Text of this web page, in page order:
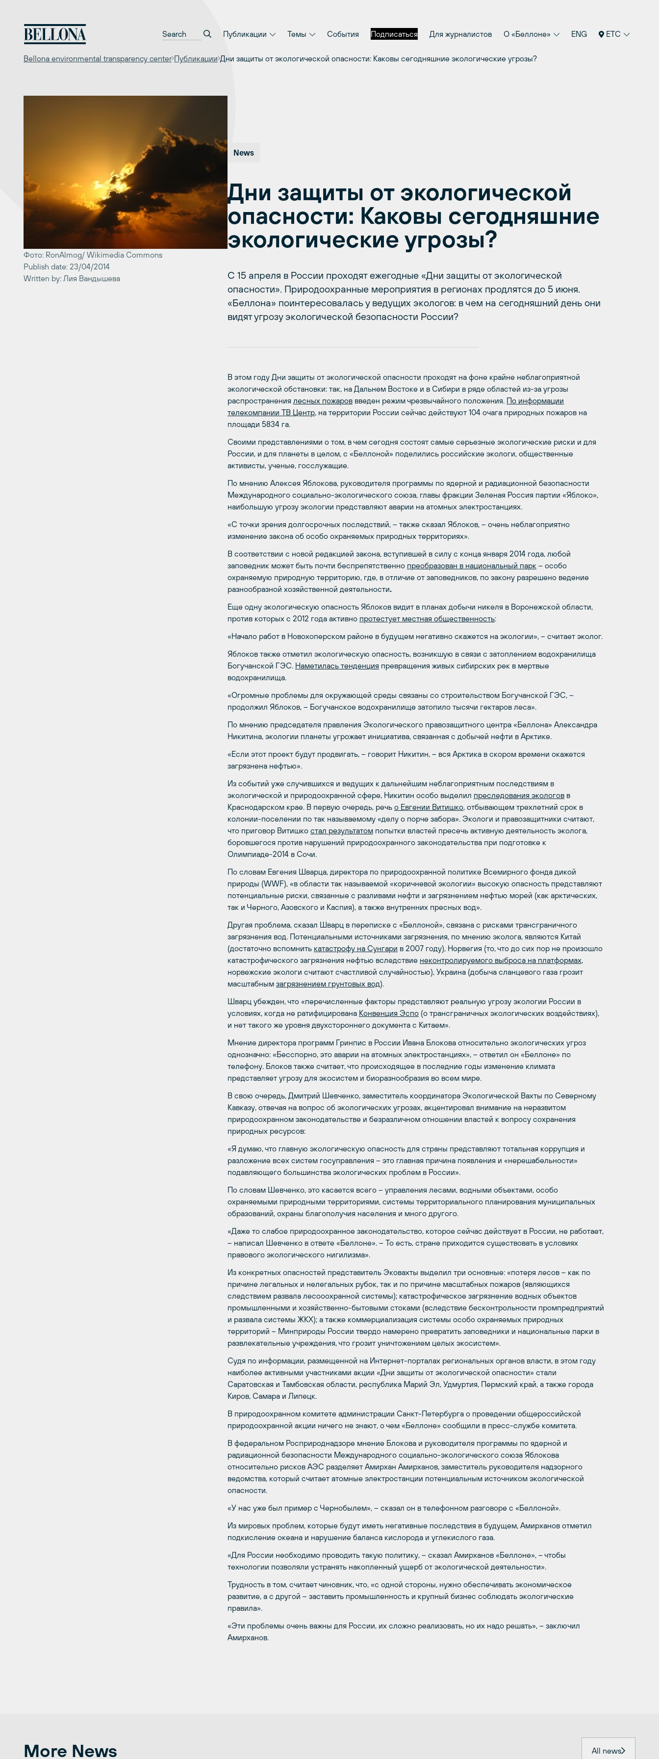
содержимому
Публикации Темы События Подписаться Для журналистов О «Беллоне» ENG ETC
Bellona environmental transparency center Публикации Дни защиты от экологической опасности: Каковы сегодняшние экологические угрозы?
Фото: RonAlmog/ Wikimedia Commons
Publish date: 23/04/2014
Written by: Лия Вандышева
News
Дни защиты от экологической
опасности: Каковы сегодняшние
экологические угрозы?
С 15 апреля в России проходят ежегодные «Дни защиты от экологической
опасности». Природоохранные мероприятия в регионах продлятся до 5 июня.
«Беллона» поинтересовалась у ведущих экологов: в чем на сегодняшний день они
видят угрозу экологической безопасности России?
В этом году Дни защиты от экологической опасности проходят на фоне крайне неблагоприятной
экологической обстановки: так, на Дальнем Востоке и в Сибири в ряде областей из-за угрозы
распространения лесных пожаров введен режим чрезвычайного положения. По информации
телекомпании ТВ Центр, на территории России сейчас действуют 104 очага природных пожаров на
площади 5834 га.
Своими представлениями о том, в чем сегодня состоят самые серьезные экологические риски и для
России, и для планеты в целом, с «Беллоной» поделились российские экологи, общественные
активисты, ученые, госслужащие.
По мнению Алексея Яблокова, руководителя программы по ядерной и радиационной безопасности
Международного социально-экологического союза, главы фракции Зеленая Россия партии «Яблоко»,
наибольшую угрозу экологии представляют аварии на атомных электростанциях.
«С точки зрения долгосрочных последствий, – также сказал Яблоков, – очень неблагоприятно
изменение закона об особо охраняемых природных территориях».
В соответствии с новой редакцией закона, вступившей в силу с конца января 2014 года, любой
заповедник может быть почти беспрепятственно преобразован в национальный парк – особо
охраняемую природную территорию, где, в отличие от заповедников, по закону разрешено ведение
разнообразной хозяйственной деятельности.
Еще одну экологическую опасность Яблоков видит в планах добычи никеля в Воронежской области,
против которых с 2012 года активно протестует местная общественность:
«Начало работ в Новохоперском районе в будущем негативно скажется на экологии», – считает эколог.
Яблоков также отметил экологическую опасность, возникшую в связи с затоплением водохранилища
Богучанской ГЭС. Наметилась тенденция превращения живых сибирских рек в мертвые
водохранилища.
«Огромные проблемы для окружающей среды связаны со строительством Богучанской ГЭС, –
продолжил Яблоков, – Богучанское водохранилище затопило тысячи гектаров леса».
По мнению председателя правления Экологического правозащитного центра «Беллона» Александра
Никитина, экологии планеты угрожает инициатива, связанная с добычей нефти в Арктике.
«Если этот проект будут продвигать, – говорит Никитин, – вся Арктика в скором времени окажется
загрязнена нефтью».
Из событий уже случившихся и ведущих к дальнейшим неблагоприятным последствиям в
экологической и природоохранной сфере, Никитин особо выделил преследования экологов в
Краснодарском крае. В первую очередь, речь о Евгении Витишко, отбывающем трехлетний срок в
колонии-поселении по так называемому «делу о порче забора». Экологи и правозащитники считают,
что приговор Витишко стал результатом попытки властей пресечь активную деятельность эколога,
боровшегося против нарушений природоохранного законодательства при подготовке к
Олимпиаде-2014 в Сочи.
По словам Евгения Шварца, директора по природоохранной политике Всемирного фонда дикой
природы (WWF), «в области так называемой «коричнево­й экологии» высокую опасность представля­ют
потенциаль­ные риски, связанные с разливами нефти и загрязнени­ем нефтью морей (как арктически­х,
так и Черного, Азовского и Каспия), а также внутренних­ пресных вод».
Другая проблема, сказал Шварц в переписке с «Беллоной», связана с рисками трансграничного
загрязнени­я вод. Потенциальными источниками загрязнения, по мнению эколога, являются Китай
(достаточно вспомнить катастрофу на Сунгари в 2007 году), Норвегия (то, что до сих пор не произошло
катастрофического загрязнен­ия нефтью вследствие неконтролируемого выброса на платформах,
норвежские экологи считают счастливой случайностью), Украина (добыча сланцевого­ газа грозит
масштабным загрязнением грунтовых вод).
Шварц убежден, что «перечисленные факторы представляют реальную угрозу экологии России в
условиях, когда не ратифициро­вана Конвенция Эспо (о трансграни­чных экологичес­ких воздействи­ях),
и нет такого же уровня двухсторон­него документа с Китаем».
Мнение директора программ Гринпис в России Ивана Блокова относительно экологических угроз
однозначно: «Бесспорно, это аварии на атомных электростанциях», – ответил он «Беллоне» по
телефону. Блоков также считает, что происходящее в последние годы изменение климата
представляет угрозу для экосистем и биоразнообразия во всем мире.
В свою очередь, Дмитрий Шевченко, заместитель координатора Экологической Вахты по Северному
Кавказу, отвечая на вопрос об экологических угрозах, акцентировал внимание на неразвитом
природоохранном законодательстве и безразличном отношении властей к вопросу сохранения
природных ресурсов:
«Я думаю, что главную экологическую опасность для страны представляют тотальная коррупция и
разложение всех систем госуправления – это главная причина появления и «нерешабельности»
подавляющего большинства экологических проблем в России».
По словам Шевченко, это касается всего – управления лесами, водными объектами, особо
охраняемыми природными территориями, системы территориального планирования муниципальных
образований, охраны благополучия населения и много другого.
«Даже то слабое природоохранное законодательство, которое сейчас действует в России, не работает,
– написал Шевченко в ответе «Беллоне». – То есть, стране приходится существовать в условиях
правового экологического нигилизма».
Из конкретных опасностей представитель Эковахты выделил три основные: «потеря лесов – как по
причине легальных и нелегальных рубок, так и по причине масштабных пожаров (являющихся
следствием развала лесооохранной системы); катастрофическое загрязнение водных объектов
промышленными и хозяйственно-бытовыми стоками (вследствие бесконтрольности промпредприятий
и развала системы ЖКХ); а также коммерциализация системы особо охраняемых природных
территорий – Минприроды России твердо намерено превратить заповедники и национальные парки в
развлекательные учреждения, что грозит уничтожением целых экосистем».
Судя по информации, размещенной на Интернет-порталах региональных органов власти, в этом году
наиболее активными участниками акции «Дни защиты от экологической опасности» стали
Саратовская и Тамбовская области, республика Марий Эл, Удмуртия, Пермский край, а также города
Киров, Самара и Липецк.
В природоохранном комитете администрации Санкт-Петербурга о проведении общероссийской
природоохранной акции ничего не знают, о чем «Беллоне» сообщили в пресс-службе комитета.
В федеральном Росприроднадзоре мнение Блокова и руководителя программы по ядерной и
радиационной безопасности Международного социально-экологического союза Яблокова
относительно рисков АЭС разделяет Амирхан Амирханов, заместитель руководителя надзорного
ведомства, который считает атомные электростанции потенциальным источником экологической
опасности.
«У нас уже был пример с Чернобылем», – сказал он в телефонном разговоре с «Беллоной».
Из мировых проблем, которые будут иметь негативные последствия в будущем, Амирханов отметил
подкисление океана и нарушение баланса кислорода и углекислого газа.
«Для России необходимо проводить такую политику, – сказал Амирханов «Беллоне», – чтобы
технологии позволяли устранять накопленный ущерб от экологической деятельности».
Трудность в том, считает чиновник, что, «с одной стороны, нужно обеспечивать экономическое
развитие, а с другой – заставить промышленность и крупный бизнес соблюдать экологические
правила».
«Эти проблемы очень важны для России, их сложно реализовать, но их надо решать», – заключил
Амирханов.
More News All news